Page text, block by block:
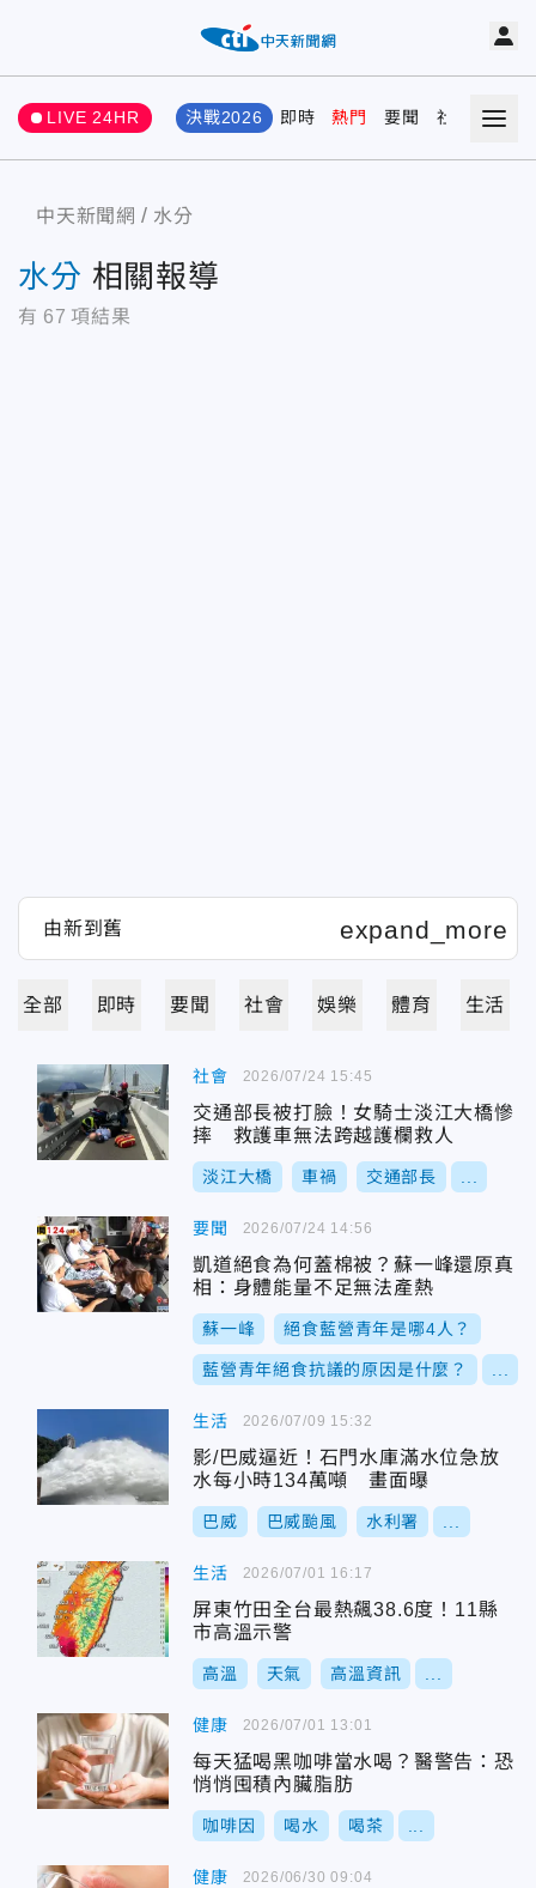
LIVE 24HR 決戰2026 即時 熱門 要聞 社會 娛樂
中天新聞網 水分
水分 相關報導
有 67 項結果
全部 即時 要聞 社會 娛樂 體育 生活
社會
交通部長被打臉！女騎士淡江大橋慘
摔 救護車無法跨越護欄救人
淡江大橋 車禍 交通部長
2026/07/24 15:45
要聞
凱道絕食為何蓋棉被？蘇一峰還原真
相：身體能量不足無法產熱
蘇一峰 絕食藍營青年是哪4人？
藍營青年絕食抗議的原因是什麼？
2026/07/24 14:56
生活
影/巴威逼近！石門水庫滿水位急放
水每小時134萬噸 畫面曝
巴威 巴威颱風 水利署
2026/07/09 15:32
生活
屏東竹田全台最熱飆38.6度！11縣
市高溫示警
高溫 天氣 高溫資訊
2026/07/01 16:17
健康
每天猛喝黑咖啡當水喝？醫警告：恐
悄悄囤積內臟脂肪
咖啡因 喝水 喝茶
2026/07/01 13:01
健康 2026/06/30 09:04